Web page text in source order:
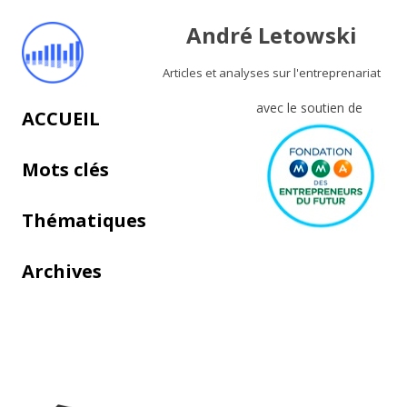
André Letowski
Articles et analyses sur l'entreprenariat
avec le soutien de
Aller au contenu principal
ACCUEIL
Mots clés
Thématiques
Archives